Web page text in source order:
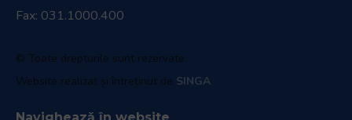
Fax: 031.1000.400
© Toate drepturile sunt rezervate.
Website realizat și întreținut de SINGA